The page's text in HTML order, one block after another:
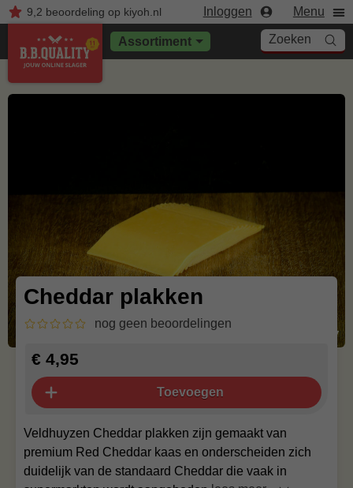
9,2 beoordelingop kiyoh.nl Inloggen Menu
Assortiment Zoeken
Cheddar plakken
nog geen beoordelingen
Veldhuyzen Cheddar plakken zijn gemaakt van
premium Red Cheddar kaas en onderscheiden zich
duidelijk van de standaard Cheddar die vaak in
€ 4,95
Toevoegen